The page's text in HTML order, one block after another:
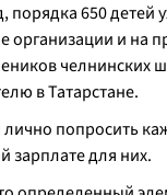
порядка 650
и на
челнинских
в Татарстане.
попросить
зарплате для них.